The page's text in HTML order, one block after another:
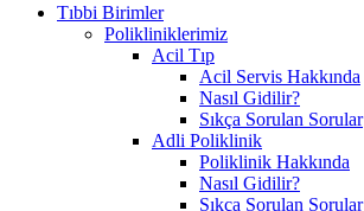
Tıbbi Birimler
Polikliniklerimiz
Acil Tıp
Acil Servis Hakkında
Nasıl Gidilir?
Sıkça Sorulan Sorular
Adli Poliklinik
Poliklinik Hakkında
Nasıl Gidilir?
Sıkça Sorulan Sorular